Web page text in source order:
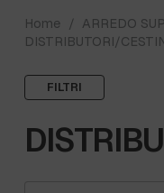
Home / ARREDO
DISTRIBUTORI/
FILTRI